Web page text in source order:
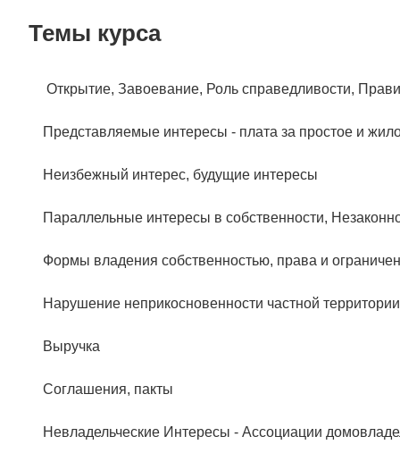
Темы курса
Открытие, Завоевание, Роль справедливости,
Представляемые интересы - плата за простое и
Неизбежный интерес, будущие интересы
Параллельные интересы в собственности,
Формы владения собственностью, права и
Нарушение неприкосновенности частной территории
Выручка
Соглашения, пакты
Невладельческие Интересы - Ассоциации